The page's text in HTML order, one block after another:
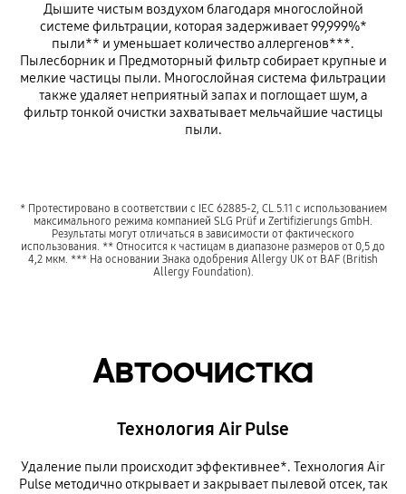
Дышите чистым воздухом благодаря многослойной
системе фильтрации, которая задерживает 99,999%*
пыли** и уменьшает количество аллергенов***.
Пылесборник и Предмоторный фильтр собирает крупные и
мелкие частицы пыли. Многослойная система фильтрации
также удаляет неприятный запах и поглощает шум, а
фильтр тонкой очистки захватывает мельчайшие частицы
пыли.
* Протестировано в соответствии с IEC 62885-2, CL.5.11 с использованием
максимального режима компанией SLG Prüf и Zertifizierungs GmbH.
Результаты могут отличаться в зависимости от фактического
использования. ** Относится к частицам в диапазоне размеров от 0,5 до
4,2 мкм. *** На основании Знака одобрения Allergy UK от BAF (British
Allergy Foundation).
Автоочистка
Технология Air Pulse
Удаление пыли происходит эффективнее*. Технология Air
Pulse методично открывает и закрывает пылевой отсек, так